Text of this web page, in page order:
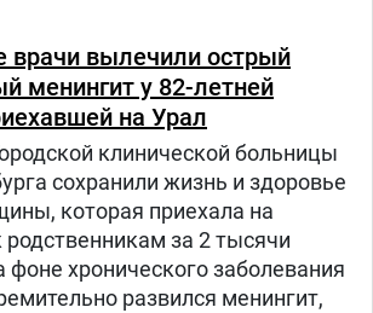
лечения сельскохозяйственных,
и птиц.
врачи вылечили острый
менингит у 82-летней
на Урал
клинической больницы
сохранили жизнь и здоровье
которая приехала на
за 2 тысячи
хронического заболевания
развился менингит,